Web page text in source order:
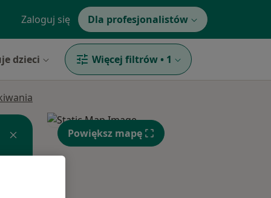
Zaloguj się Dla profesjonalistów
dzieci Więcej filtrów • 1
Powiększ mapę